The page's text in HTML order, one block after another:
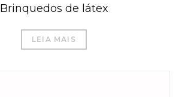
Brinquedos de látex
LEIA MAIS